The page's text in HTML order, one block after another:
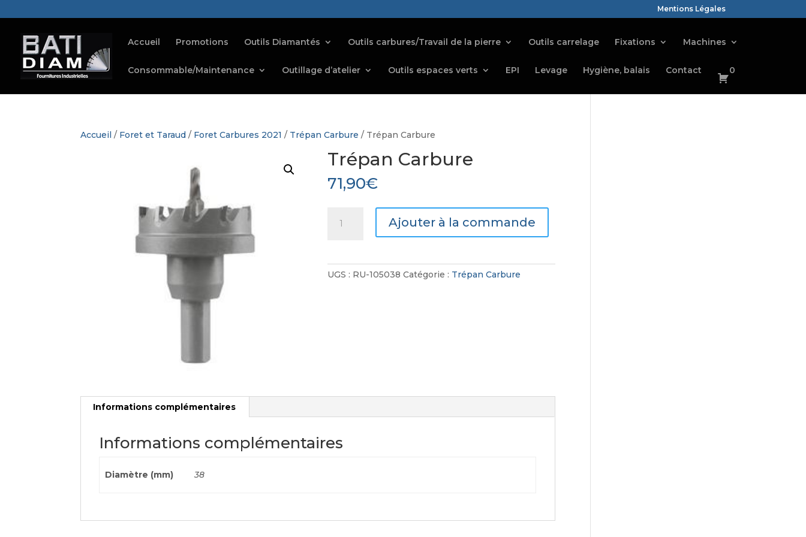
Mentions Légales
Accueil Promotions Outils Diamantés Outils carbures/Travail de la pierre Outils carrelage Fixations Machines
Consommable/Maintenance Outillage d’atelier Outils espaces verts EPI Levage Hygiène, balais Contact 0
Accueil / Foret et Taraud / Foret Carbures 2021 / Trépan Carbure / Trépan Carbure
Trépan Carbure
71,90€
Ajouter à la commande
UGS : RU-105038 Catégorie : Trépan Carbure
Informations complémentaires
Informations complémentaires
Diamètre (mm) 38